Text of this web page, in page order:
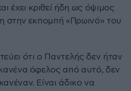
έχει κριθεί ήδη ως όψιμος
στην εκπομπή «Πρωινό» του
ότι ο Παντελής δεν ήταν
όφελος από αυτό, δεν
Είναι άδικο να